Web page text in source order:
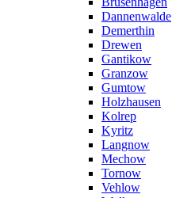
Dannenwalde
Demerthin
Drewen
Gantikow
Granzow
Gumtow
Holzhausen
Kolrep
Kyritz
Langnow
Mechow
Tornow
Vehlow